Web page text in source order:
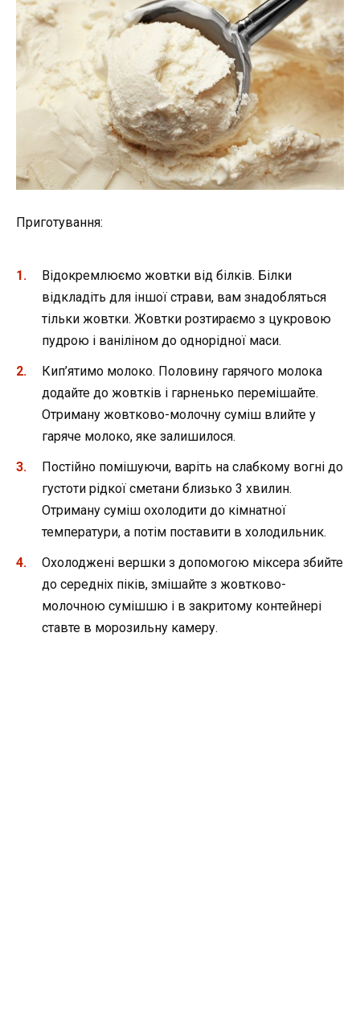
Приготування:
Відокремлюємо жовтки від білків. Білки
відкладіть для іншої страви, вам знадобляться
тільки жовтки. Жовтки розтираємо з цукровою
пудрою і ваніліном до однорідної маси.
Кип’ятимо молоко. Половину гарячого молока
додайте до жовтків і гарненько перемішайте.
Отриману жовтково-молочну суміш влийте у
гаряче молоко, яке залишилося.
Постійно помішуючи, варіть на слабкому вогні до
густоти рідкої сметани близько 3 хвилин.
Отриману суміш охолодити до кімнатної
температури, а потім поставити в холодильник.
Охолоджені вершки з допомогою міксера збийте
до середніх піків, змішайте з жовтково-
молочною сумішшю і в закритому контейнері
ставте в морозильну камеру.